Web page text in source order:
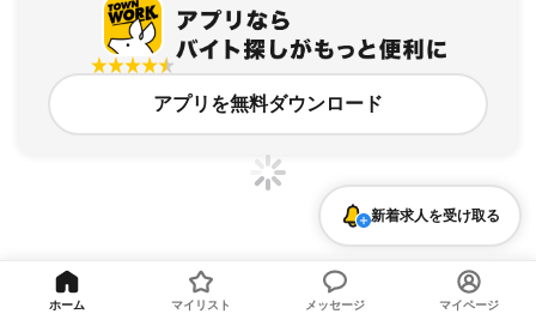
アプリを無料ダウンロード
茨城県、鹿嶋市のアルバイト・バイト求人情報
求人の詳細を表示
新着求人を受け取る
ホーム マイリスト メッセージ マイページ